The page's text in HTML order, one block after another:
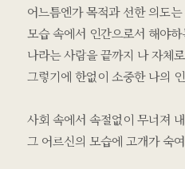
어느틈엔가 목적과 선한 의도
모습 속에서 인간으로서 해야
나라는 사람을 끝까지 나 자체
그렇기에 한없이 소중한 나의
사회 속에서 속절없이 무너져
그 어르신의 모습에 고개가 숙